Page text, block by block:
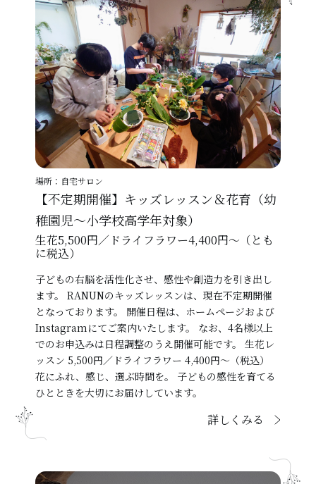
【不定期開催】キッズレッスン＆花育（幼
稚園児～小学校高学年対象）
生花5,500円／ドライフラワー4,400円～（とも
に税込）
子どもの右脳を活性化させ、感性や創造力を引き出し
ます。 RANUNのキッズレッスンは、現在不定期開催
となっております。 開催日程は、ホームページおよび
Instagramにてご案内いたします。 なお、4名様以上
でのお申込みは日程調整のうえ開催可能です。 生花レ
ッスン 5,500円／ドライフラワー 4,400円～（税込）
花にふれ、感じ、選ぶ時間を。 子どもの感性を育てる
ひとときを大切にお届けしています。
詳しくみる
場所：自宅サロン